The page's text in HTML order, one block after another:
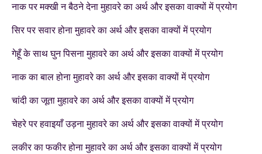
नाक पर मक्खी न बैठने देना मुहावरे का अर्थ और इसका वाक्यों में प्रयोग
सिर पर सवार होना मुहावरे का अर्थ और इसका वाक्यों में प्रयोग
गेहूँ के साथ घुन पिसना मुहावरे का अर्थ और इसका वाक्यों में प्रयोग
नाक का बाल होना मुहावरे का अर्थ और इसका वाक्यों में प्रयोग
चांदी का जूता मुहावरे का अर्थ और इसका वाक्यों में प्रयोग
चेहरे पर हवाइयाँ उड़ना मुहावरे का अर्थ और इसका वाक्यों में प्रयोग
लकीर का फकीर होना मुहावरे का अर्थ और इसका वाक्यों में प्रयोग